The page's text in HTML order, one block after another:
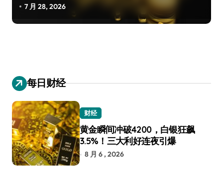
7 月 28, 2026
每日财经
财经
黄金瞬间冲破4200，白银狂飙
3.5%！三大利好连夜引爆
8 月 6 , 2026